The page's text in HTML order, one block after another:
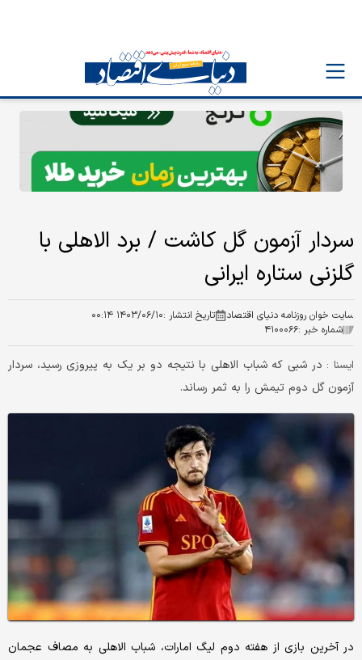
سردار آزمون گل کاشت / برد الاهلی با
گلزنی ستاره ایرانی
سایت خوان روزنامه دنیای اقتصاد تاریخ انتشار :۱۴۰۳/۰۶/۱۰ ۰۰:۱۴
شماره خبر :۴۱۰۰۰۶۶
ايسنا : در شبی که شباب الاهلی با نتیجه دو بر یک به پیروزی رسید، سردار
آزمون گل دوم تیمش را به ثمر رساند.
در آخرین بازی از هفته دوم لیگ امارات، شباب الاهلی به مصاف عجمان